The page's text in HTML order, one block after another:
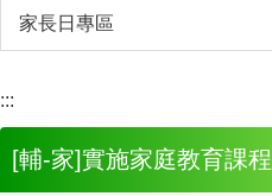
家長日專區
:::
[輔-家]實施家庭教育課程